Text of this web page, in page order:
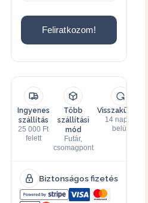
Feliratkozom!
Ingyenes
szállítás
25 000 Ft
felett
Több
szállítási
mód
Futár,
csomagpont
Visszaküldés
14 napon
belül
Biztonságos fizetés